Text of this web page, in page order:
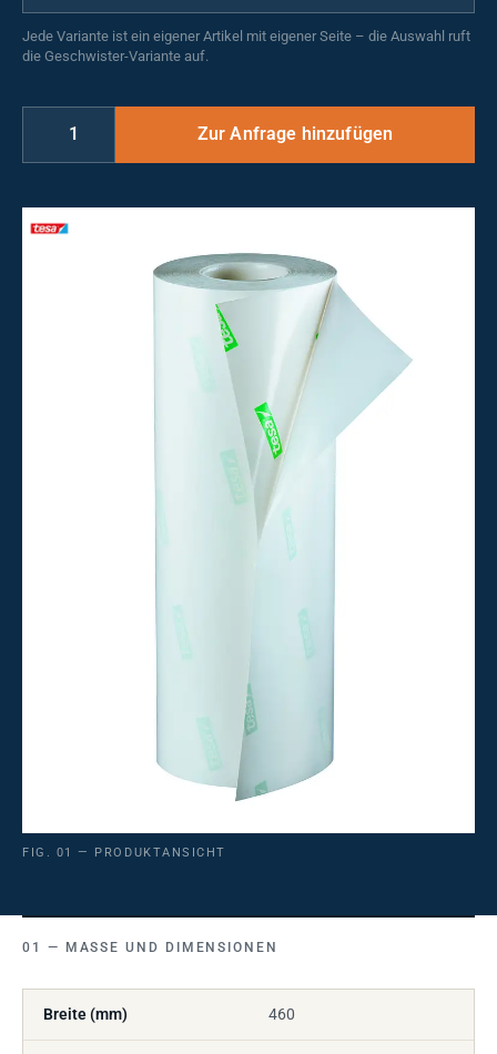
Jede Variante ist ein eigener Artikel mit eigener Seite – die Auswahl ruft
die Geschwister-Variante auf.
FIG. 01 — PRODUKTANSICHT
MASSE UND DIMENSIONEN
Breite (mm) 460